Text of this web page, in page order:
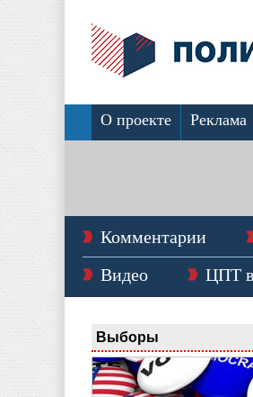
О проекте Реклама
Комментарии
Видео
ЦПТ
Выборы